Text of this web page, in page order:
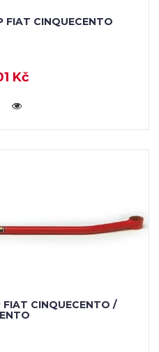
FIAT CINQUECENTO
Kč
FIAT CINQUECENTO /